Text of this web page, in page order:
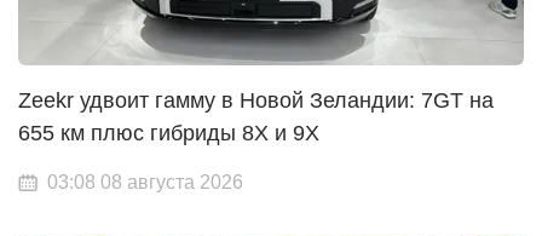
Zeekr удвоит гамму в Новой Зеландии: 7GT на
655 км плюс гибриды 8X и 9X
03:08 08 августа 2026